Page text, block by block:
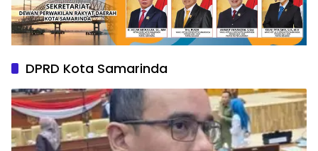
DPRD Kota Samarinda